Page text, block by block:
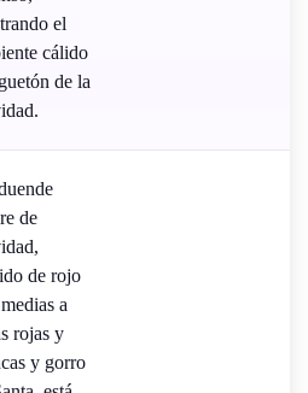
el
cálido
de la
de
de rojo
a
rojas y
y gorro